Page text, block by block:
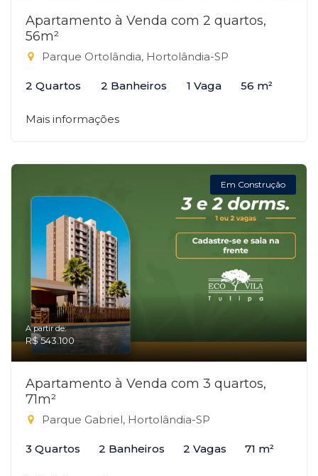
Apartamento à Venda com 2 quartos,
56m²
Parque Ortolândia, Hortolândia-SP
2 Quartos 2 Banheiros 1 Vaga 56 m²
Mais informações
Em Construção
A partir de:
R$ 543.100
Apartamento à Venda com 3 quartos,
71m²
Parque Gabriel, Hortolândia-SP
3 Quartos 2 Banheiros 2 Vagas 71 m²